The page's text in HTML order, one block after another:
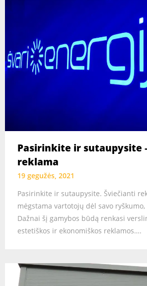
Pasirinkite ir sutaupysite
reklama
19 gegužės, 2021
Pasirinkite ir sutaupysite. Šviečianti
mėgstama vartotojų dėl savo
Dažnai šį gamybos būdą renkasi
estetiškos ir ekonomiškos reklamos….